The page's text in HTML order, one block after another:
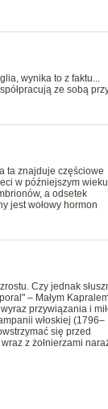
wynika to z faktu...
ze sobą
ta znajduje częściowe
w późniejszym
a odsetek
jest wołowy hormon
Czy jednak
– Małym
przywiązania i
włoskiej (1796–
się przed
z żołnierzami